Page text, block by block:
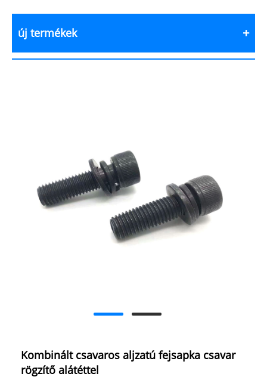
új termékek
Kombinált csavaros aljzatú fejsapka csavar
rögzítő alátéttel